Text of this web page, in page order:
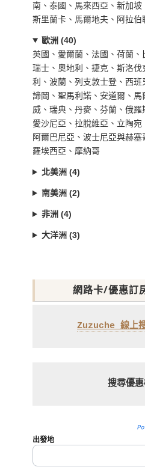
南、泰國、馬來西亞、新加坡
斯里蘭卡、馬爾地夫、阿拉
歐洲 (40)
英國、愛爾蘭、法國、荷蘭、
瑞士、奧地利、捷克、斯洛
利、波蘭、列支敦士登、西
諦岡、聖馬利諾、安道爾、
威、瑞典、丹麥、芬蘭、俄羅
愛沙尼亞、拉脫維亞、立陶宛
阿爾巴尼亞、波士尼亞與赫
羅埃西亞、摩納哥
北美洲 (4)
南美洲 (2)
非洲 (4)
大洋洲 (3)
網路卡/優惠訂
Zuzuche 線上
搜尋優